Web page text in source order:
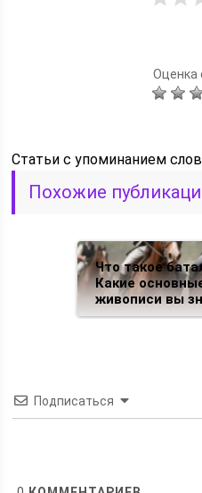
Оценка
Статьи c упоминанием
Похожие
Что такое
Какие
живописи вы
Подписаться